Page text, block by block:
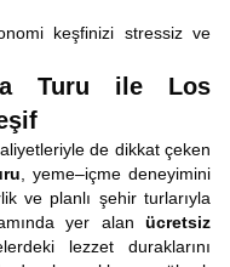
keşfinizi stressiz ve
Turu ile Los
de dikkat çeken
, yeme–içme deneyimini
ve planlı şehir turlarıyla
yer alan ücretsiz
lezzet duraklarını